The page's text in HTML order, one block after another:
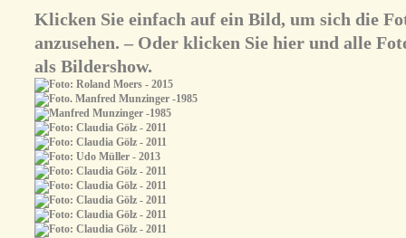
Klicken Sie einfach auf ein Bild, um sich die
anzusehen. – Oder klicken Sie hier und alle
als Bildershow.